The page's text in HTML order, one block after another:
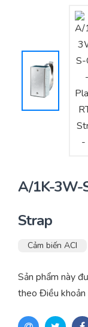
Tư vấn –
Tư vấn thiết
Thi công –
A/1K-3W-
Strap
Cảm biến ACI
Sản phẩm này
theo Điều khoản